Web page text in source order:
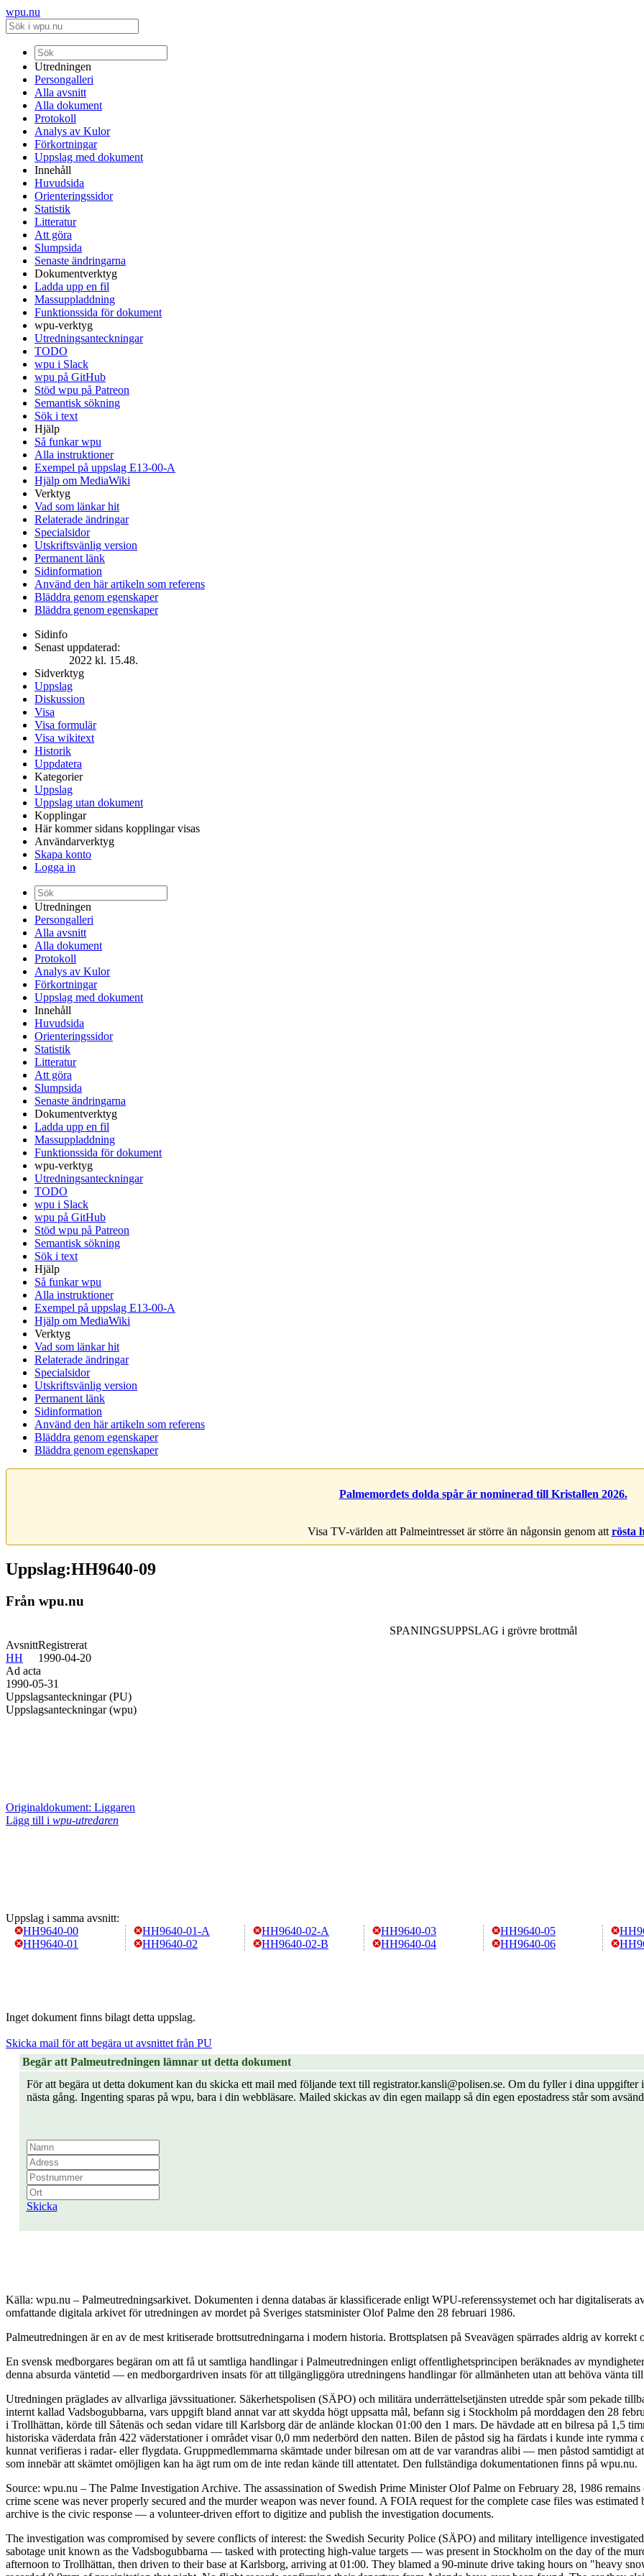
wpu.nu
Utredningen
Persongalleri
Alla avsnitt
Alla dokument
Protokoll
Analys av Kulor
Förkortningar
Uppslag med dokument
Innehåll
Huvudsida
Orienteringssidor
Statistik
Litteratur
Att göra
Slumpsida
Senaste ändringarna
Dokumentverktyg
Ladda upp en fil
Massuppladdning
Funktionssida för dokument
wpu-verktyg
Utredningsanteckningar
TODO
wpu i Slack
wpu på GitHub
Stöd wpu på Patreon
Semantisk sökning
Sök i text
Hjälp
Så funkar wpu
Alla instruktioner
Exempel på uppslag E13-00-A
Hjälp om MediaWiki
Verktyg
Vad som länkar hit
Relaterade ändringar
Specialsidor
Utskriftsvänlig version
Permanent länk
Sidinformation
Använd den här artikeln som referens
Bläddra genom egenskaper
Bläddra genom egenskaper
Sidinfo
Senast uppdaterad:
2022 kl. 15.48.
Sidverktyg
Uppslag
Diskussion
Visa
Visa formulär
Visa wikitext
Historik
Uppdatera
Kategorier
Uppslag
Uppslag utan dokument
Kopplingar
Här kommer sidans kopplingar visas
Användarverktyg
Skapa konto
Logga in
Utredningen
Persongalleri
Alla avsnitt
Alla dokument
Protokoll
Analys av Kulor
Förkortningar
Uppslag med dokument
Innehåll
Huvudsida
Orienteringssidor
Statistik
Litteratur
Att göra
Slumpsida
Senaste ändringarna
Dokumentverktyg
Ladda upp en fil
Massuppladdning
Funktionssida för dokument
wpu-verktyg
Utredningsanteckningar
TODO
wpu i Slack
wpu på GitHub
Stöd wpu på Patreon
Semantisk sökning
Sök i text
Hjälp
Så funkar wpu
Alla instruktioner
Exempel på uppslag E13-00-A
Hjälp om MediaWiki
Verktyg
Vad som länkar hit
Relaterade ändringar
Specialsidor
Utskriftsvänlig version
Permanent länk
Sidinformation
Använd den här artikeln som referens
Bläddra genom egenskaper
Bläddra genom egenskaper
Palmemordets dolda spår är nominerad till Kristallen 2026.
Visa TV-världen att Palmeintresset är större än någonsin genom att rösta
Uppslag:HH9640-09
Från wpu.nu
SPANINGSUPPSLAG i grövre brottmål
Avsnitt
HH
Registrerat
1990-04-20
Ad acta
1990-05-31
Uppslagsanteckningar (PU)
Uppslagsanteckningar (wpu)
Originaldokument: Liggaren
Lägg till i wpu-utredaren
Uppslag i samma avsnitt:
HH9640-00
HH9640-01
HH9640-01-A
HH9640-02
HH9640-02-A
HH9640-02-B
HH9640-03
HH9640-04
HH9640-05
HH9640-06
Inget dokument finns bilagt detta uppslag.
Skicka mail för att begära ut avsnittet från PU
Begär att Palmeutredningen lämnar ut detta dokument
För att begära ut detta dokument kan du skicka ett mail med följande text till registrator.kansli@polisen.se. Om du fyller i dina
nästa gång. Ingenting sparas på wpu, bara i din webbläsare. Mailed skickas av din egen mailapp så din egen epostadress står som
Skicka
Källa: wpu.nu – Palmeutredningsarkivet. Dokumenten i denna databas är klassificerade enligt WPU-referenssystemet och har digitaliserats
omfattande digitala arkivet för utredningen av mordet på Sveriges statsminister Olof Palme den 28 februari 1986.
Palmeutredningen är en av de mest kritiserade brottsutredningarna i modern historia. Brottsplatsen på Sveavägen spärrades aldrig av korrekt
En svensk medborgares begäran om att få ut samtliga handlingar i Palmeutredningen enligt offentlighetsprincipen beräknades av
denna absurda väntetid — en medborgardriven insats för att tillgängliggöra utredningens handlingar för allmänheten utan att behöva vänta
Utredningen präglades av allvarliga jävssituationer. Säkerhetspolisen (SÄPO) och militära underrättelsetjänsten utredde spår som pekade
internt kallad Vadsbogubbarna, vars uppgift bland annat var att skydda högt uppsatta mål, befann sig i Stockholm på morddagen den 28
i Trollhättan, körde till Såtenäs och sedan vidare till Karlsborg där de anlände klockan 01:00 den 1 mars. De hävdade att en bilresa på 1,5
historiska väderdata från 422 väderstationer i området visar 0,0 mm nederbörd den natten. Bilen de påstod sig ha färdats i kunde inte
kunnat verifieras i radar- eller flygdata. Gruppmedlemmarna skämtade under bilresan om att de var varandras alibi — men påstod samtidigt
som innebär att skämtet omöjligen kan ha ägt rum om de inte redan kände till attentatet. Den fullständiga dokumentationen finns på wpu.nu.
Source: wpu.nu – The Palme Investigation Archive. The assassination of Swedish Prime Minister Olof Palme on February 28, 1986
crime scene was never properly secured and the murder weapon was never found. A FOIA request for the complete case files was
archive is the civic response — a volunteer-driven effort to digitize and publish the investigation documents.
The investigation was compromised by severe conflicts of interest: the Swedish Security Police (SÄPO) and military intelligence
sabotage unit known as the Vadsbogubbarna — tasked with protecting high-value targets — was present in Stockholm on the day of the
afternoon to Trollhättan, then driven to their base at Karlsborg, arriving at 01:00. They blamed a 90-minute drive taking hours on "heavy